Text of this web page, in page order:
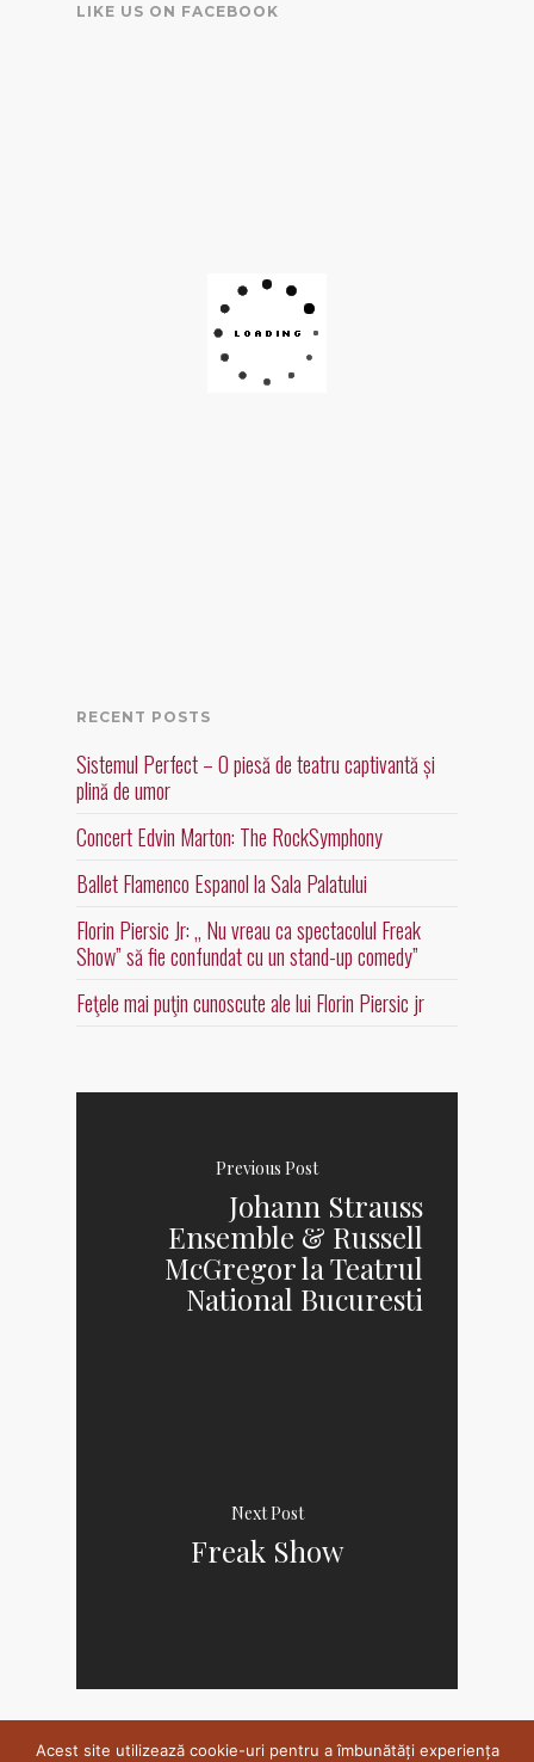
LIKE US ON FACEBOOK
RECENT POSTS
Sistemul Perfect – O piesă de teatru captivantă și
plină de umor
Concert Edvin Marton: The RockSymphony
Ballet Flamenco Espanol la Sala Palatului
Florin Piersic Jr: „ Nu vreau ca spectacolul Freak
Show” să fie confundat cu un stand-up comedy”
Feţele mai puţin cunoscute ale lui Florin Piersic jr
Previous Post
Johann Strauss
Ensemble & Russell
McGregor la Teatrul
National Bucuresti
Next Post
Freak Show
Acest site utilizează cookie-uri pentru a îmbunătăți experiența